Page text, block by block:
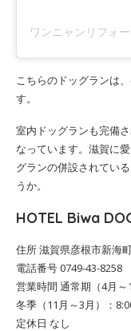
ワンニャンリフォ
こちらのドッグランは
す。
室内ドッグランも完備
なっています。滋賀に
グランの併設されてい
うか。
HOTEL Biwa
住所 滋賀県彦根市新海
電話番号 0749-43-8258
営業時間 通常期（4月
冬季（11月～3月）：
定休日 なし